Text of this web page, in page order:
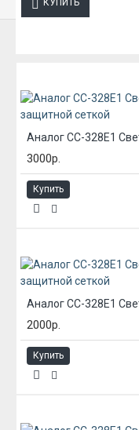
КУПИТЬ
3000р.
Купить
2000р.
Купить